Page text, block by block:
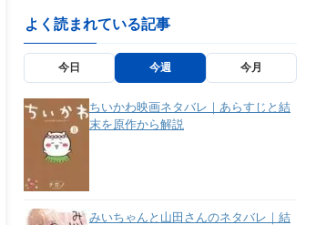
よく読まれている記事
今日 今週 今月
ちいかわ映画ネタバレ｜あらすじと結
末を原作から解説
みいちゃんと山田さんのネタバレ｜結